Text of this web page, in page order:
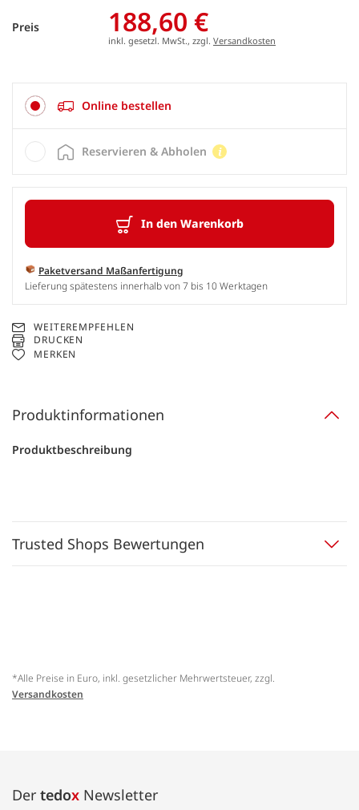
Preis 188,60 €
inkl. gesetzl. MwSt., zzgl. Versandkosten
Online bestellen
In den Warenkorb
Paketversand Maßanfertigung
Lieferung spätestens innerhalb von 7 bis 10 Werktagen
Reservieren & Abholen
WEITEREMPFEHLEN
DRUCKEN
MERKEN
Produktinformationen
Produktbeschreibung
Trusted Shops Bewertungen
*Alle Preise in Euro, inkl. gesetzlicher Mehrwertsteuer, zzgl.
Versandkosten
Der tedox Newsletter